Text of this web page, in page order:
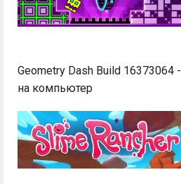
Geometry Dash Build 16373064 -
на компьютер